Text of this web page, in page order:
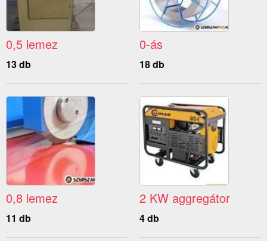
0,5 lemez
13 db
0-ás
18 db
0,8 lemez
11 db
2 KW aggregátor
4 db